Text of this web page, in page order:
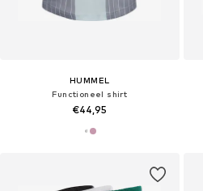
HUMMEL
Functioneel shirt
€44,95